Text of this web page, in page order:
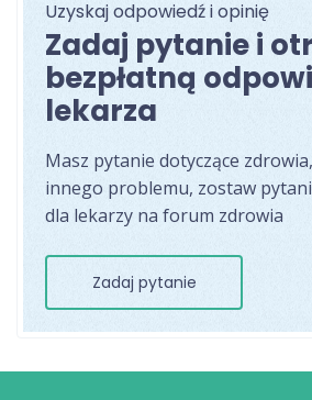
Uzyskaj odpowiedź i opinię
Zadaj pytanie i
bezpłatną
lekarza
Masz pytanie dotyczące
innego problemu, zostaw
dla lekarzy na forum zdrowia
Zadaj pytanie